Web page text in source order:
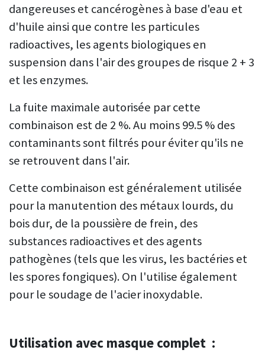
dangereuses et cancérogènes à base d'eau et
d'huile ainsi que contre les particules
radioactives, les agents biologiques en
suspension dans l'air des groupes de risque 2 + 3
et les enzymes.
La fuite maximale autorisée par cette
combinaison est de 2 %. Au moins 99.5 % des
contaminants sont filtrés pour éviter qu'ils ne
se retrouvent dans l'air.
Cette combinaison est généralement utilisée
pour la manutention des métaux lourds, du
bois dur, de la poussière de frein, des
substances radioactives et des agents
pathogènes (tels que les virus, les bactéries et
les spores fongiques). On l'utilise également
pour le soudage de l'acier inoxydable.
Utilisation avec masque complet :